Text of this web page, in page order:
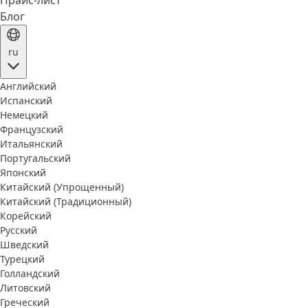
Блог
ru
Английский
Испанский
Немецкий
Французский
Итальянский
Португальский
Японский
Китайский (Упрощенный)
Китайский (Традиционный)
Корейский
Русский
Шведский
Турецкий
Голландский
Литовский
Греческий